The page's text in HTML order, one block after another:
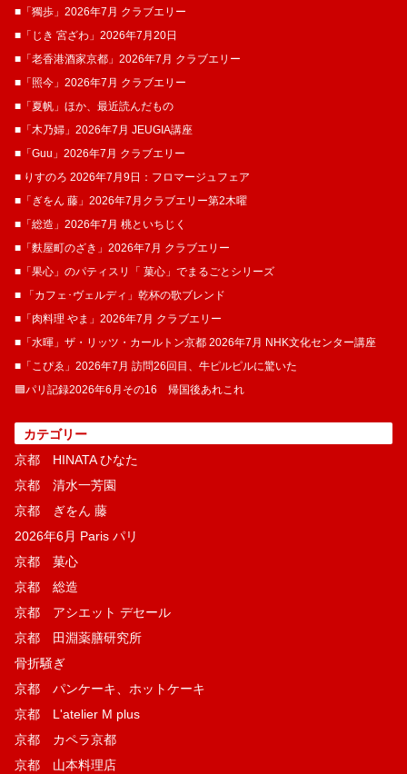
■「獨歩」2026年7月 クラブエリー
■「じき 宮ざわ」2026年7月20日
■「老香港酒家京都」2026年7月 クラブエリー
■「照今」2026年7月 クラブエリー
■「夏帆」ほか、最近読んだもの
■「木乃婦」2026年7月 JEUGIA講座
■「Guu」2026年7月 クラブエリー
■ りすのろ 2026年7月9日：フロマージュフェア
■「ぎをん 藤」2026年7月クラブエリー第2木曜
■「総造」2026年7月 桃といちじく
■「麩屋町のざき」2026年7月 クラブエリー
■「果心」のパティスリ「 菓​心」でまるごとシリーズ
■ 「カフェ･ヴェルディ」乾杯の歌ブレンド
■「肉料理 やま」2026年7月 クラブエリー
■「水暉」ザ・リッツ・カールトン京都 2026年7月 NHK文化センター講座
■「こぴゑ」2026年7月 訪問26回目、牛ピルピルに驚いた
🟦パリ記録2026年6月その16 帰国後あれこれ
カテゴリー
京都 HINATA ひなた
京都 清水一芳園
京都 ぎをん 藤
2026年6月 Paris パリ
京都 菓​心
京都 総造
京都 アシエット デセール
京都 田淵薬膳研究所
骨折騒ぎ
京都 パンケーキ、ホットケーキ
京都 L'atelier M plus
京都 カペラ京都
京都 山本料理店